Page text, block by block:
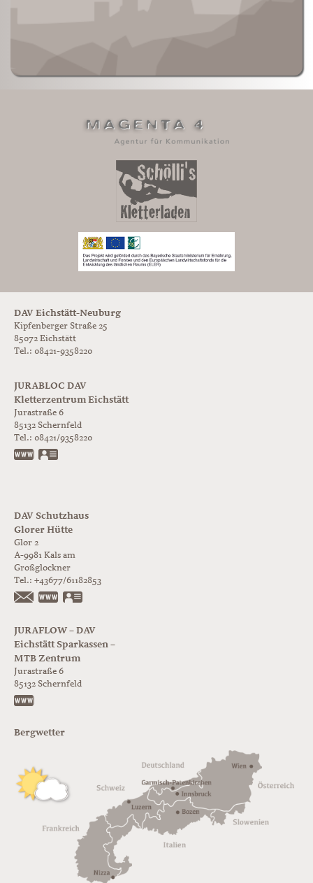
DAV Eichstätt-Neuburg
Kipfenberger Straße 25
85072 Eichstätt
Tel.: 08421-9358220
JURABLOC DAV
Kletterzentrum Eichstätt
Jurastraße 6
85132 Schernfeld
Tel.: 08421/9358220
www.jurabloc.de
DAV Schutzhaus
Glorer Hütte
Glor 2
A-9981 Kals am
Großglockner
Tel.: +43677/61182853
https://www.glorer-huette.at/
JURAFLOW – DAV
Eichstätt Sparkassen –
MTB Zentrum
Jurastraße 6
85132 Schernfeld
Bergwetter